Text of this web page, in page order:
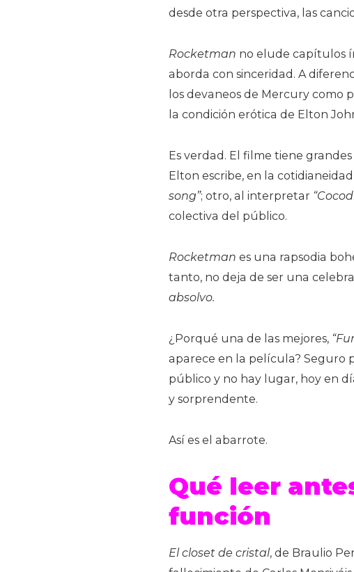
desde otra perspectiva, las
Rocketman no elude capítulos
aborda con sinceridad. A
los devaneos de Mercury como
la condición erótica de Elton
Es verdad. El filme tiene
Elton escribe, en la
song”; otro, al interpretar
colectiva del público.
Rocketman es una rapsodia
tanto, no deja de ser una
absolvo.
¿Porqué una de las mejores,
aparece en la película? Seguro
público y no hay lugar, hoy en
y sorprendente.
Así es el abarrote.
Qué leer
función
El closet de cristal, de Braulio